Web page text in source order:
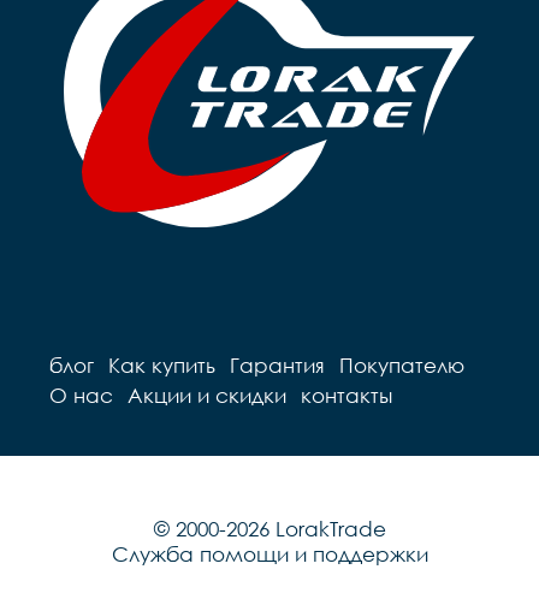
блог Как купить Гарантия
Покупателю
О нас
Акции и скидки контакты
© 2000-2026 LorakTrade
Служба помощи и поддержки